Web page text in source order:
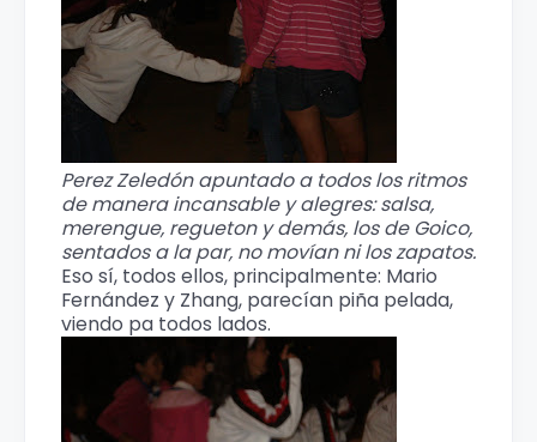
Perez Zeledón apuntado a todos los ritmos
de manera incansable y alegres: salsa,
merengue, regueton y demás, los de Goico,
sentados a la par, no movían ni los zapatos.
Eso sí, todos ellos, principalmente: Mario
Fernández y Zhang, parecían piña pelada,
viendo pa todos lados.